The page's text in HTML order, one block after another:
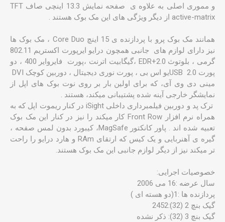
و مموری اصلی به علاوه ی صفحه نمایش 13.3 اینچی صاف TFT
active-matrix از دیگر ویژگی های این مک بوک هستند .
همانند مک بوک پرو با پردازنده ی 15 اینچ Core Duo ، مک بوک ها
نیز دارای لوازم های جانبی همچون درایو ایرپورت اکستریم 802.11
گرمی ، بلوتوث 2.0+EDR ،گیگابیت اترنت ،پورت فایروایر 400 ، دو
مینی دی وی آی، که برای اولین بار بر روی نوت بوک های اپل از
نمایشگر خارجی آینه شده پشتیبانی میکند، هستند .
ترک پد و دوربین فیلمبرداری داخلی iSight در کنار ریموت اپل که به
همراه نرم افزار Front Row کار میکند را نیز در کنار این مک بوک
تعبیه شده اند . پاور کانکتور MagSafe، کیبورد بدون لمس صفحه ،
گیره ی آهنربایی و یک کیس که ارتقای RAm و هارد درایو را راحت
تر میکند نیز از دیگر لوازم جانبی این مک بوک هستند.
خصوصیات اجرایی:
سال عرضه :16 می 2006
پردازنده ها :1(دو هسته ای )
گیک بنچ 2 (32):2452
گیک بنچ 3 (32): ذکر نشده